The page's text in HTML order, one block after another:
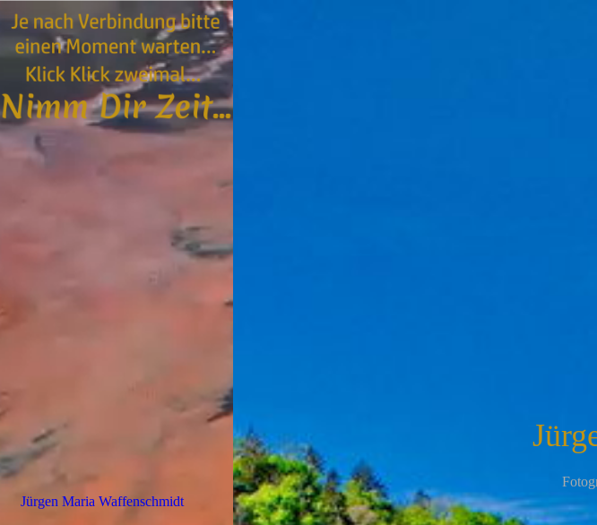
F
Jürgen Maria Waffenschmidt